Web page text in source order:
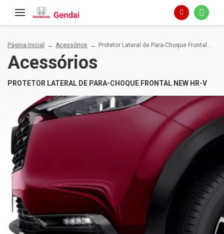
Página Inicial Acessórios Protetor Lateral de Para-Choque Frontal New HR-V
Acessórios
PROTETOR LATERAL DE PARA-CHOQUE FRONTAL NEW HR-V